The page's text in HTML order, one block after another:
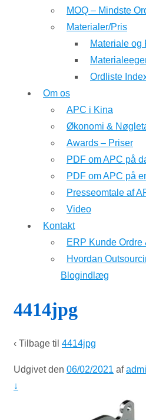
MOQ – Mindste
Materialer/Pris
Materiale og
Ordliste
Om os
APC i Kina
Økonomi &
Awards – Priser
PDF om APC på
PDF om APC på
Presseomtale af
Video
Kontakt
ERP Kunde Ordre
Hvordan
Blogindlæg
4414jpg
‹ Tilbage til 4414jpg
Udgivet den 06/02/2021 af
↓